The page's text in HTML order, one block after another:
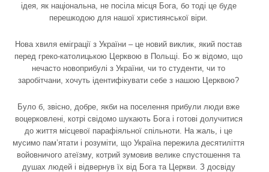
ідея, як національна, не посіла місця Бога, бо тоді це буде
перешкодою для нашої християнської віри.
Нова хвиля еміграції з України – це новий виклик, який постав
перед греко-католицькою Церквою в Польщі. Бо ж відомо, що
нечасто новоприбулі з України, чи то студенти, чи то
заробітчани, хочуть ідентифікувати себе з нашою Церквою?
Було б, звісно, добре, якби на поселення прибули люди вже
воцерковлені, котрі свідомо шукають Бога і готові долучитися
до життя місцевої парафіяльної спільноти. На жаль, і це
мусимо пам’ятати і розуміти, що Україна пережила десятиліття
войовничого атеїзму, котрий зумовив велике спустошення та
душах людей і відвернув їх від Бога та Церкви. З досвіду